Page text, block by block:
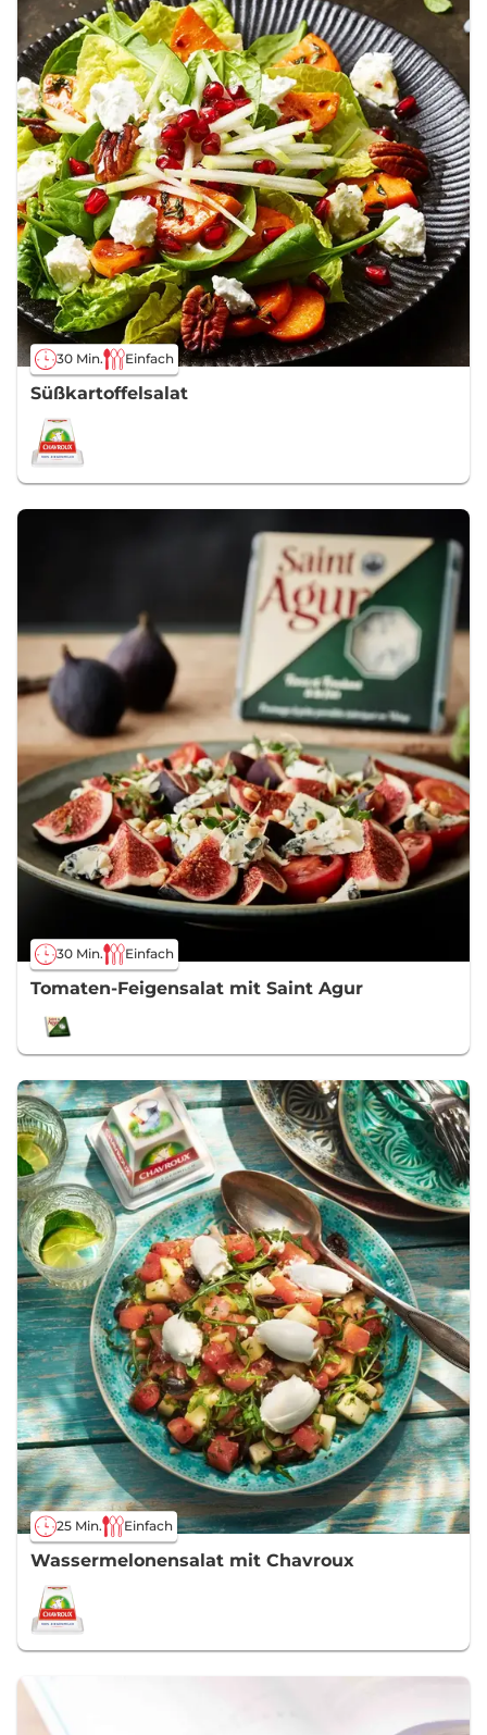
30 Min. Einfach
Süßkartoffelsalat
30 Min. Einfach
Tomaten-Feigensalat mit Saint Agur
25 Min. Einfach
Wassermelonensalat mit Chavroux